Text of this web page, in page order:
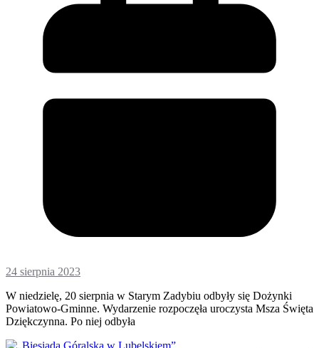
24 sierpnia 2023
W niedzielę, 20 sierpnia w Starym Zadybiu odbyły się Dożynki
Powiatowo-Gminne. Wydarzenie rozpoczęła uroczysta Msza Święta
Dziękczynna. Po niej odbyła